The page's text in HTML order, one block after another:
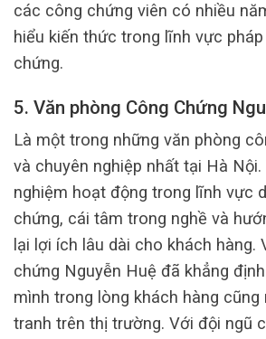
các công chứng viên có nhiều
hiểu kiến thức trong lĩnh vực
chứng.
5. Văn phòng Công Chứng
Là một trong những văn phòng
và chuyên nghiệp nhất tại Hà
nghiệm hoạt động trong lĩnh vực
chứng, cái tâm trong nghề và
lại lợi ích lâu dài cho khách hàng.
chứng Nguyễn Huệ đã khẳng
mình trong lòng khách hàng cũng
tranh trên thị trường. Với đội ngũ